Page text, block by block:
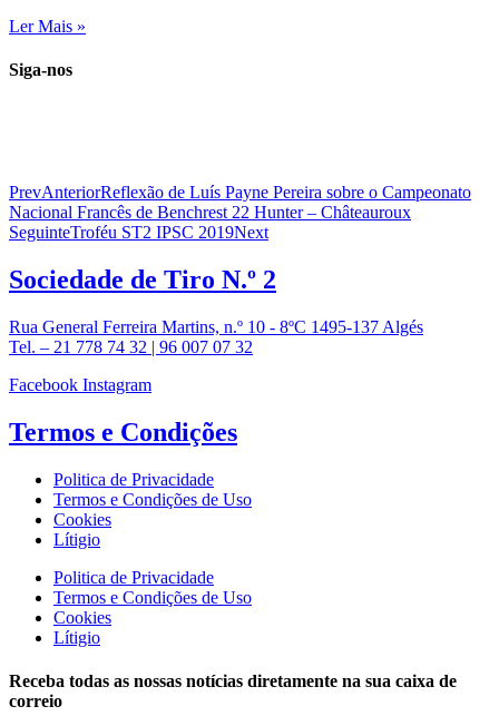
Ler Mais »
Siga-nos
PrevAnteriorReflexão de Luís Payne Pereira sobre o Campeonato
Nacional Francês de Benchrest 22 Hunter – Châteauroux
SeguinteTroféu ST2 IPSC 2019Next
Sociedade de Tiro N.º 2
Rua General Ferreira Martins, n.º 10 - 8ºC 1495-137 Algés
Tel. – 21 778 74 32 | 96 007 07 32
Facebook Instagram
Termos e Condições
Politica de Privacidade
Termos e Condições de Uso
Cookies
Lítigio
Politica de Privacidade
Termos e Condições de Uso
Cookies
Lítigio
Receba todas as nossas notícias diretamente na sua caixa de
correio